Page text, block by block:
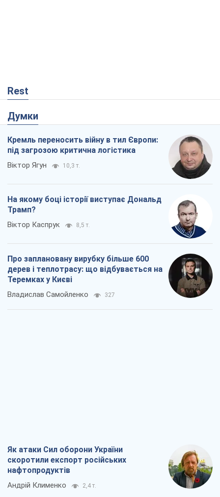
Rest
Думки
Кремль переносить війну в тил Європи:
під загрозою критична логістика
Віктор Ягун 10,3 т.
На якому боці історії виступає Дональд
Трамп?
Віктор Каспрук 8,5 т.
Про заплановану вирубку більше 600
дерев і теплотрасу: що відбувається на
Теремках у Києві
Владислав Самойленко 327
Як атаки Сил оборони України
скоротили експорт російських
нафтопродуктів
Андрій Клименко 2,4 т.